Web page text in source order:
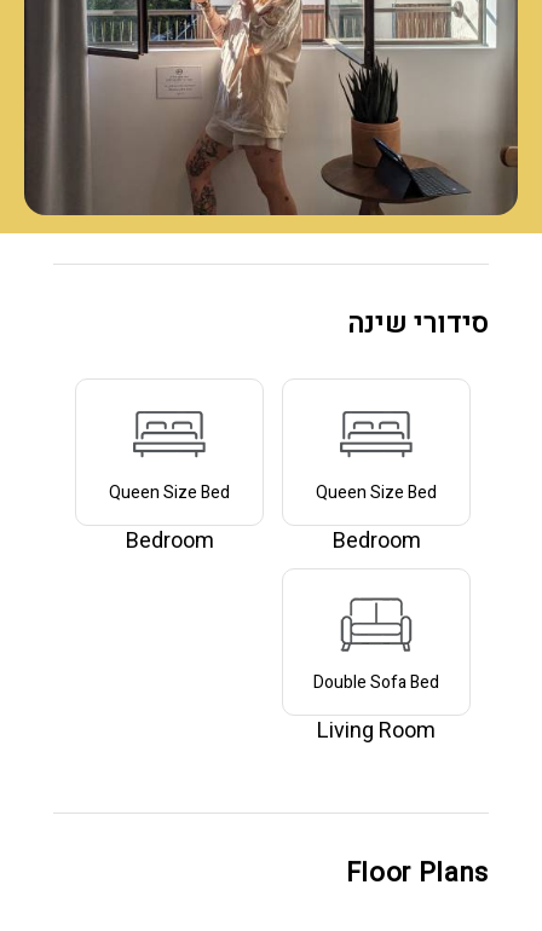
סידורי שינה
Bedroom
Queen Size Bed
Bedroom
Queen Size Bed
Living Room
Double Sofa Bed
Floor Plans